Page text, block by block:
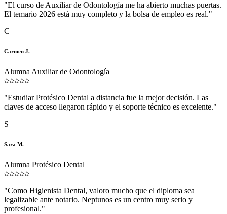
"El curso de Auxiliar de Odontología me ha abierto muchas puertas.
El temario 2026 está muy completo y la bolsa de empleo es real."
C
Carmen J.
Alumna Auxiliar de Odontología
"Estudiar Protésico Dental a distancia fue la mejor decisión. Las
claves de acceso llegaron rápido y el soporte técnico es excelente."
S
Sara M.
Alumna Protésico Dental
"Como Higienista Dental, valoro mucho que el diploma sea
legalizable ante notario. Neptunos es un centro muy serio y
profesional."